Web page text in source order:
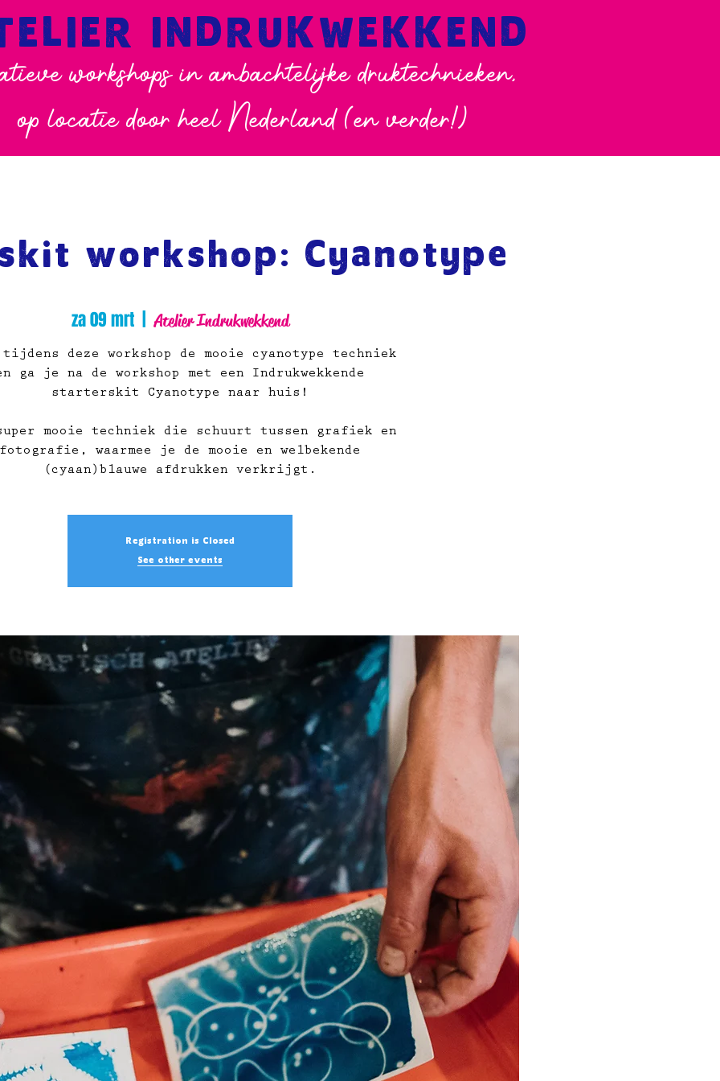
workshops in ambachtelijke druktechnieken,
op locatie door heel Nederland (en verder!)
INDRUKWEKKEND
workshop: Cyanotype
za 09 mrt
  |
Atelier Indrukwekkend
deze workshop de mooie cyanotype techniek
ga je na de workshop met een Indrukwekkende
starterskit Cyanotype naar huis!
mooie techniek die schuurt tussen grafiek en
fotografie, waarmee je de mooie en welbekende
(cyaan)blauwe afdrukken verkrijgt.
Registration is Closed
See other events